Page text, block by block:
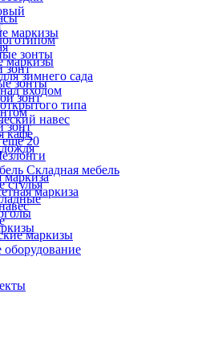
зонты
зонты
зонт
зонт
ещё 20
Складная мебель
стулья
маркизы
маркизы
зимнего сада
входом
типа
навес
кафе
маркиза
маркиза
маркизы
оборудование